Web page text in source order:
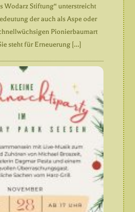
Wodarz Stiftung“ unterstreicht
der auch als Aspe oder
Pionierbaumart
steht für Erneuerung […]